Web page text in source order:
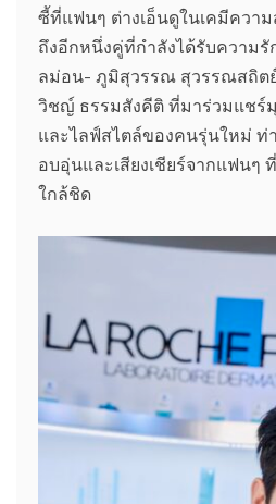
ซี้ที่แฟนๆ ต่างเอ็นดูในเคมีควา
ถึงอีกหนึ่งคู่ที่กำลังได้รับความ
ลม่อน- ภูมิสุวรรณ สุวรรณสถิต
วิชญ์ ธรรมสังคีติ ที่มาร่วมแชร์
และไลฟ์สไตล์ของคนรุ่นใหม่ ท่
อบอุ่นและเสียงเชียร์จากแฟนๆ
ใกล้ชิด